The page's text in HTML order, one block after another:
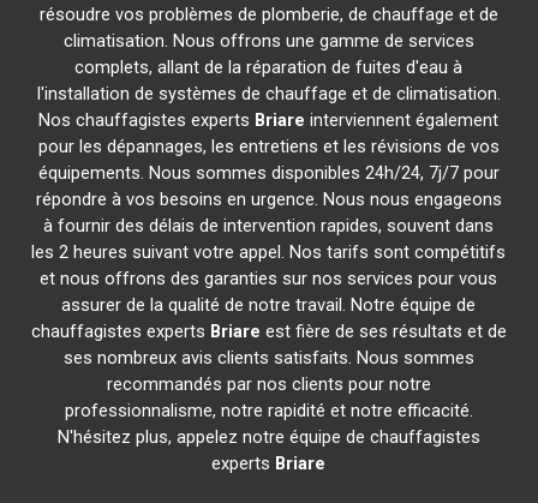
résoudre vos problèmes de plomberie, de chauffage et de
climatisation. Nous offrons une gamme de services
complets, allant de la réparation de fuites d'eau à
l'installation de systèmes de chauffage et de climatisation.
Nos chauffagistes experts Briare interviennent également
pour les dépannages, les entretiens et les révisions de vos
équipements. Nous sommes disponibles 24h/24, 7j/7 pour
répondre à vos besoins en urgence. Nous nous engageons
à fournir des délais de intervention rapides, souvent dans
les 2 heures suivant votre appel. Nos tarifs sont compétitifs
et nous offrons des garanties sur nos services pour vous
assurer de la qualité de notre travail. Notre équipe de
chauffagistes experts Briare est fière de ses résultats et de
ses nombreux avis clients satisfaits. Nous sommes
recommandés par nos clients pour notre
professionnalisme, notre rapidité et notre efficacité.
N'hésitez plus, appelez notre équipe de chauffagistes
experts Briare